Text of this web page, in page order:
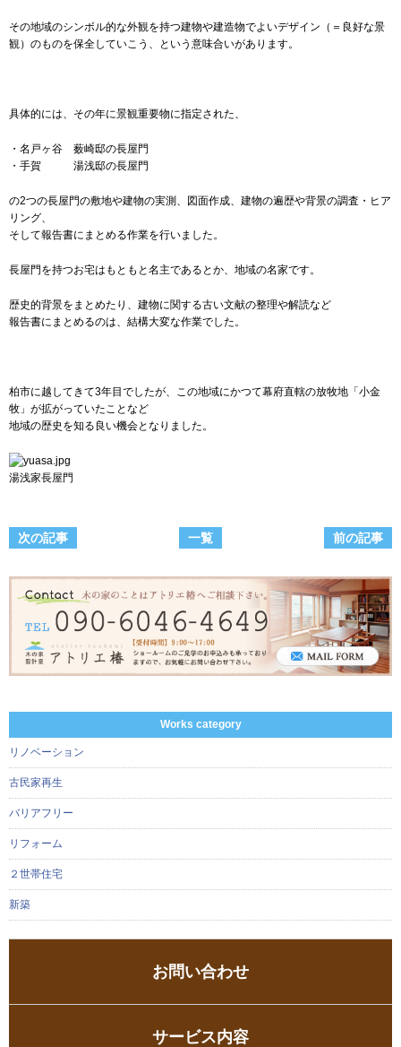
その地域のシンボル的な外観を持つ建物や建造物でよいデザイン（＝良好な景
観）のものを保全していこう、という意味合いがあります。
具体的には、その年に景観重要物に指定された、
・名戸ヶ谷 薮崎邸の長屋門
・手賀 湯浅邸の長屋門
の2つの長屋門の敷地や建物の実測、図面作成、建物の遍歴や背景の調査・ヒア
リング、
そして報告書にまとめる作業を行いました。
長屋門を持つお宅はもともと名主であるとか、地域の名家です。
歴史的背景をまとめたり、建物に関する古い文献の整理や解読など
報告書にまとめるのは、結構大変な作業でした。
柏市に越してきて3年目でしたが、この地域にかつて幕府直轄の放牧地「小金
牧」が拡がっていたことなど
地域の歴史を知る良い機会となりました。
湯浅家長屋門
次の記事 一覧 前の記事
Works category
リノベーション
古民家再生
バリアフリー
リフォーム
２世帯住宅
新築
お問い合わせ
サービス内容